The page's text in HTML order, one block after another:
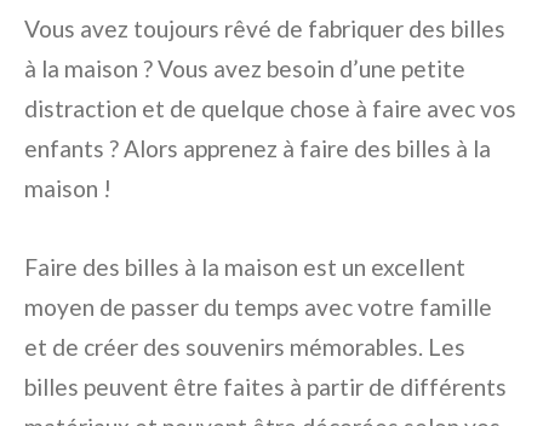
Vous avez toujours rêvé de fabriquer des billes
à la maison ? Vous avez besoin d’une petite
distraction et de quelque chose à faire avec vos
enfants ? Alors apprenez à faire des billes à la
maison !
Faire des billes à la maison est un excellent
moyen de passer du temps avec votre famille
et de créer des souvenirs mémorables. Les
billes peuvent être faites à partir de différents